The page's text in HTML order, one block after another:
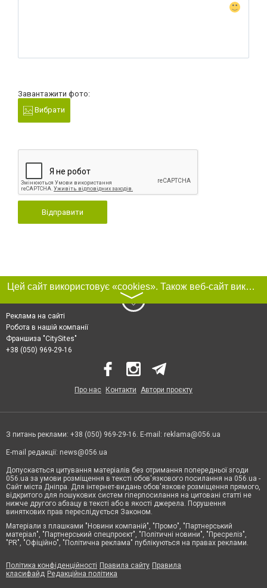
Завантажити фото:
Вибрати
Відправити
Цей сайт використовує «cookies». Також веб-сайт використовує інтернет-сервіс для збору технічних даних стосовно відвідувачів з метою отримання маркетингової та статистичної інформації. Умови обробки даних відвідувачів сайту див.
〉
Реклама на сайті
Робота в нашій компанії
Франшиза "CitySites"
+38 (050) 969-29-16
Про нас Контакти Автори проєкту
З питань реклами: +38 (050) 969-29-16. E-mail: reklama@056.ua
E-mail редакції: news@056.ua
Допускається цитування матеріалів без отримання попередньої згоди
056.ua за умови розміщення в тексті обов'язкового посилання на 056.ua -
Сайт міста Дніпра. Для інтернет-видань обов'язкове розміщення прямого,
відкритого для пошукових систем гіперпосилання на цитовані статті не
нижче другого абзацу в тексті або в якості джерела. Порушення
виняткових прав переслідується Законом.
Матеріали з плашками "Новини компаній", "Промо", "Партнерський
матеріал", "Партнерський спецпроєкт", "Політичні новини", "Пресреліз",
"PR", "Офіційно", "Політична реклама" публікуються на правах реклами.
Політика конфіденційності Правила сайту Правила
класифайд Редакційна політика